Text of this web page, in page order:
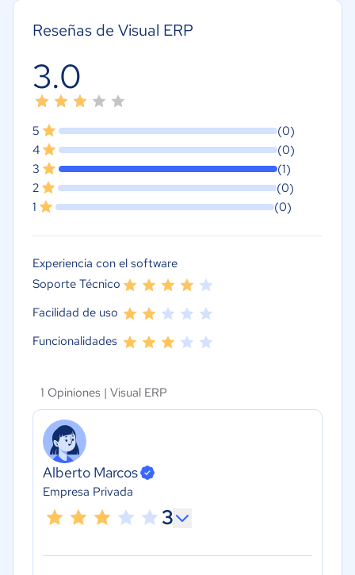
Reseñas de Visual ERP
3.0
5
(0)
4
(0)
3
(1)
2
(0)
1
(0)
Experiencia con el software
Soporte Técnico
Facilidad de uso
Funcionalidades
1 Opiniones | Visual ERP
Alberto Marcos
Empresa Privada
3